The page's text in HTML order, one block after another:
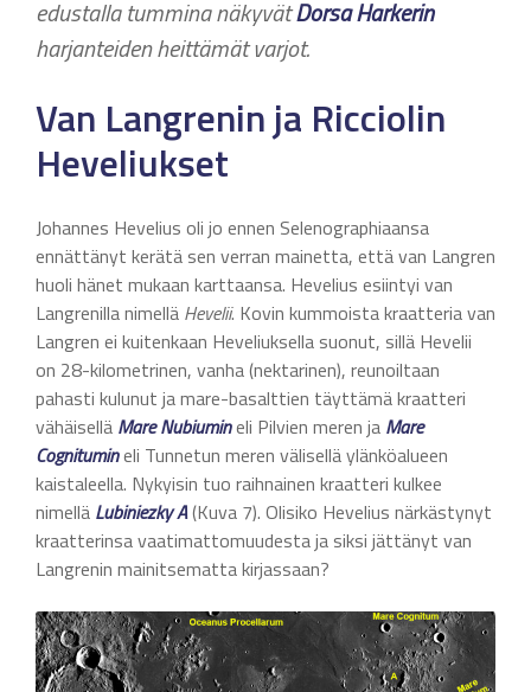
edustalla tummina näkyvätDorsa Harkerin
harjanteiden heittämät varjot.
Van Langrenin ja Ricciolin
Heveliukset
Johannes Hevelius oli jo ennen Selenographiaansa
ennättänyt kerätä sen verran mainetta, että van Langren
huoli hänet mukaan karttaansa. Hevelius esiintyi van
Langrenilla nimellä Hevelii. Kovin kummoista kraatteria van
Langren ei kuitenkaan Heveliuksella suonut, sillä Hevelii
on 28-kilometrinen, vanha (nektarinen), reunoiltaan
pahasti kulunut ja mare-basalttien täyttämä kraatteri
vähäisellä Mare Nubiumineli Pilvien meren ja Mare
Cognitumineli Tunnetun meren välisellä ylänköalueen
kaistaleella. Nykyisin tuo raihnainen kraatteri kulkee
nimellä Lubiniezky A(Kuva 7). Olisiko Hevelius närkästynyt
kraatterinsa vaatimattomuudesta ja siksi jättänyt van
Langrenin mainitsematta kirjassaan?